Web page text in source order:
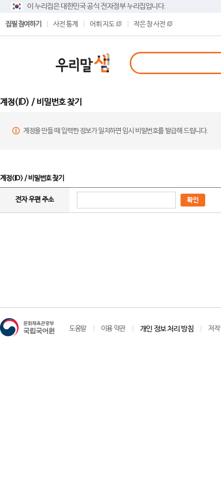
이 누리집은 대한민국 공식 전자정부 누리집입니다.
집필 참여하기 사전 통계 어휘 지도 작은 창 사전
계정(ID) / 비밀번호 찾기
계정을 만들 때 입력한 정보가 일치하면 임시 비밀번호를 발급해 드립니다.
계정(ID) / 비밀번호 찾기
전자 우편 주소 확인
도움말 이용 약관 개인 정보 처리 방침 저